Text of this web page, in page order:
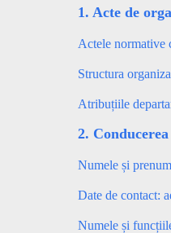
1. Acte de
Actele normative
Structura
Atribuțiile
2.
Numele și
Date de contact:
Numele și